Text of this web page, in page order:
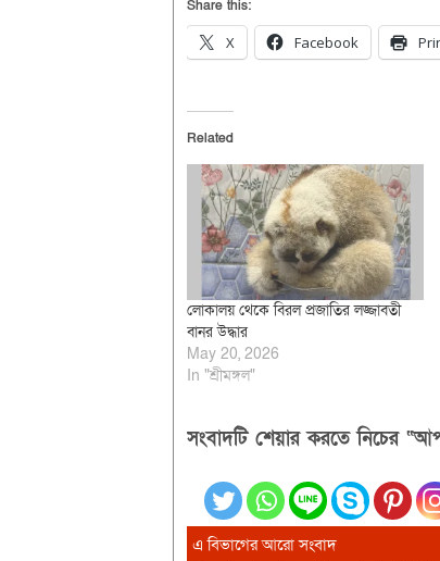
Share this:
X Facebook
Related
লোকালয় থেকে বিরল প্রজাতির লজ্জাবতী
বানর উদ্ধার
May 20, 2026
In "শ্রীমঙ্গল"
সংবাদটি শেয়ার করতে নিচের
এ বিভাগের আরো সংবাদ